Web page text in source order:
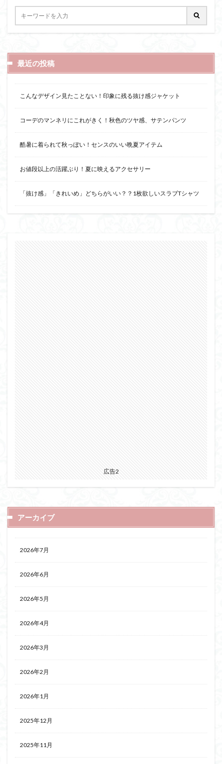
最近の投稿
こんなデザイン見たことない！印象に残る抜け感ジャケット
コーデのマンネリにこれがきく！秋色のツヤ感、サテンパンツ
酷暑に着られて秋っぽい！センスのいい晩夏アイテム
お値段以上の活躍ぶり！夏に映えるアクセサリー
「抜け感」「きれいめ」どちらがいい？？1枚欲しいスラブTシャツ
広告2
アーカイブ
2026年7月
2026年6月
2026年5月
2026年4月
2026年3月
2026年2月
2026年1月
2025年12月
2025年11月